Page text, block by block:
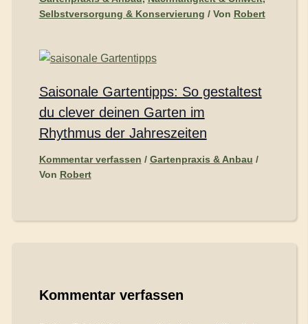
Selbstversorgung & Konservierung / Von Robert
Saisonale Gartentipps: So gestaltest
du clever deinen Garten im
Rhythmus der Jahreszeiten
Kommentar verfassen / Gartenpraxis & Anbau /
Von Robert
Kommentar verfassen